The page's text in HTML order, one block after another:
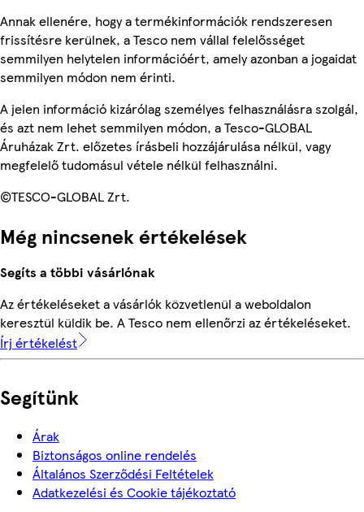
Annak ellenére, hogy a termékinformációk rendszeresen
frissítésre kerülnek, a Tesco nem vállal felelősséget
semmilyen helytelen információért, amely azonban a jogaidat
semmilyen módon nem érinti.
A jelen információ kizárólag személyes felhasználásra szolgál,
és azt nem lehet semmilyen módon, a Tesco-GLOBAL
Áruházak Zrt. előzetes írásbeli hozzájárulása nélkül, vagy
megfelelő tudomásul vétele nélkül felhasználni.
©TESCO-GLOBAL Zrt.
Még nincsenek értékelések
Segíts a többi vásárlónak
Az értékeléseket a vásárlók közvetlenül a weboldalon
keresztül küldik be. A Tesco nem ellenőrzi az értékeléseket.
Írj értékelést
Segítünk
Árak
Biztonságos online rendelés
Általános Szerződési Feltételek
Adatkezelési és Cookie tájékoztató